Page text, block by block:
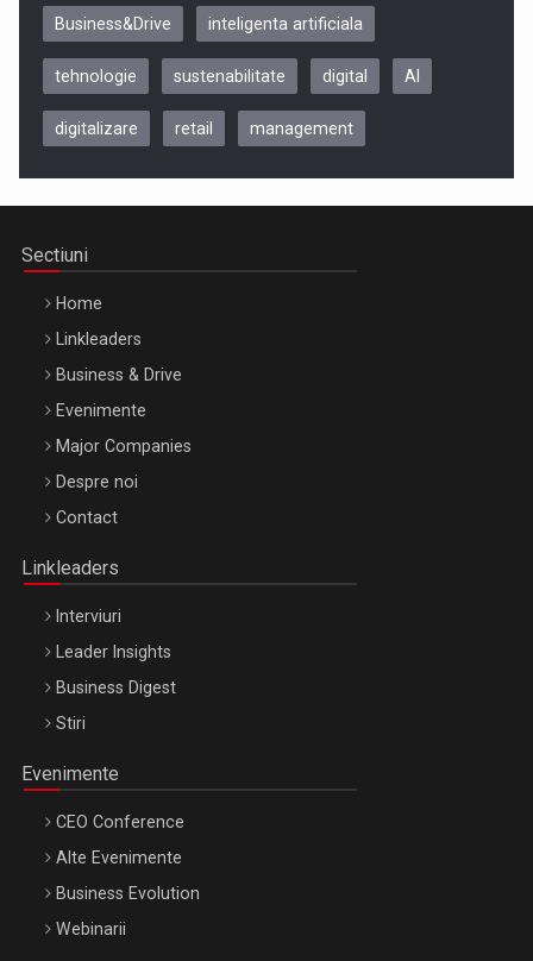
Be Inspired. Make it Happen!, CLUJ, 9 Decembrie
Be Inspired. Make it Happen!, ARTEMIS LETO, ORADEA, 8
Octombrie
Business&Drive inteligenta artificiala
tehnologie sustenabilitate digital AI
digitalizare retail management
Sectiuni
Home
Linkleaders
Business & Drive
Evenimente
Major Companies
Despre noi
Contact
Linkleaders
Interviuri
Leader Insights
Business Digest
Stiri
Evenimente
CEO Conference
Alte Evenimente
Business Evolution
Webinarii